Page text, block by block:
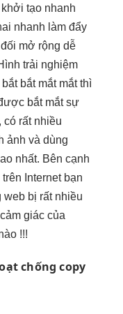
khởi tạo nhanh
nhanh làm đẩy
mở rộng dễ
trải nghiệm
bắt bắt mắtmắt thì
bắt mắtsự
có rất nhiều
ảnh và dùng
nhất. Bên cạnh
Internet bạn
web bị rất nhiều
giác của
!!!
chống copy